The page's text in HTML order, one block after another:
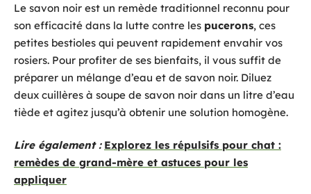
Le savon noir est un remède traditionnel reconnu pour
son efficacité dans la lutte contre les pucerons, ces
petites bestioles qui peuvent rapidement envahir vos
rosiers. Pour profiter de ses bienfaits, il vous suffit de
préparer un mélange d’eau et de savon noir. Diluez
deux cuillères à soupe de savon noir dans un litre d’eau
tiède et agitez jusqu’à obtenir une solution homogène.
Lire également : Explorez les répulsifs pour chat :
remèdes de grand-mère et astuces pour les
appliquer